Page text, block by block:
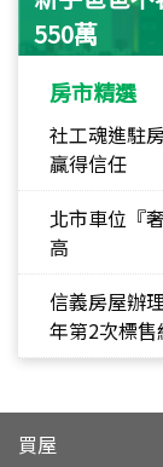
550萬
房市精選
社工魂進駐
贏得信任
北市車位『
高
信義房屋辦
年第2次標售
買屋